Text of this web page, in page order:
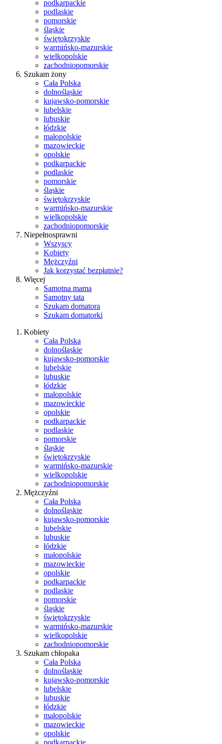
podkarpackie
podlaskie
pomorskie
śląskie
świętokrzyskie
warmińsko-mazurskie
wielkopolskie
zachodniopomorskie
Szukam żony
Cała Polska
dolnośląskie
kujawsko-pomorskie
lubelskie
lubuskie
łódzkie
małopolskie
mazowieckie
opolskie
podkarpackie
podlaskie
pomorskie
śląskie
świętokrzyskie
warmińsko-mazurskie
wielkopolskie
zachodniopomorskie
Niepełnosprawni
Wszyscy
Kobiety
Mężczyźni
Jak korzystać bezpłatnie?
Więcej
Samotna mama
Samotny tata
Szukam domatora
Szukam domatorki
Kobiety
Cała Polska
dolnośląskie
kujawsko-pomorskie
lubelskie
lubuskie
łódzkie
małopolskie
mazowieckie
opolskie
podkarpackie
podlaskie
pomorskie
śląskie
świętokrzyskie
warmińsko-mazurskie
wielkopolskie
zachodniopomorskie
Mężczyźni
Cała Polska
dolnośląskie
kujawsko-pomorskie
lubelskie
lubuskie
łódzkie
małopolskie
mazowieckie
opolskie
podkarpackie
podlaskie
pomorskie
śląskie
świętokrzyskie
warmińsko-mazurskie
wielkopolskie
zachodniopomorskie
Szukam chłopaka
Cała Polska
dolnośląskie
kujawsko-pomorskie
lubelskie
lubuskie
łódzkie
małopolskie
mazowieckie
opolskie
podkarpackie